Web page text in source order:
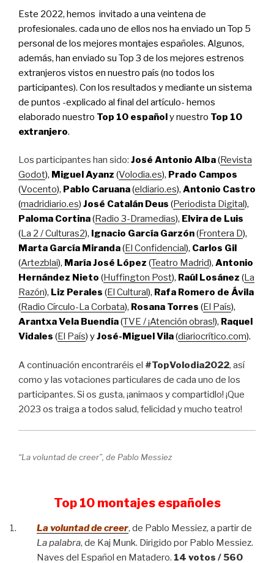
Este 2022, hemos invitado a una veintena de
profesionales. cada uno de ellos nos ha enviado un Top 5
personal de los mejores montajes españoles. Algunos,
además, han enviado su Top 3 de los mejores estrenos
extranjeros vistos en nuestro país (no todos los
participantes). Con los resultados y mediante un sistema
de puntos -explicado al final del artículo- hemos
elaborado nuestro Top 10 españoly nuestro Top 10
extranjero.
Los participantes han sido: José Antonio Alba(Revista
Godot), Miguel Ayanz (Volodia.es), Prado Campos
(Vocento), Pablo Caruana(eldiario.es), Antonio Castro
(madridiario.es) José Catalán Deus (Periodista Digital),
Paloma Cortina(Radio 3-Dramedias), Elvira de Luis
(La 2 / Culturas2), Ignacio García Garzón(Frontera D),
Marta García Miranda(El Confidencial), Carlos Gil
(Artezblai), María José López (Teatro Madrid), Antonio
Hernández Nieto (Huffington Post), Raúl Losánez (La
Razón), Liz Perales (El Cultural), Rafa Romero de Ávila
(Radio Círculo-La Corbata), Rosana Torres (El País),
Arantxa Vela Buendía(TVE / ¡Atención obras!), Raquel
Vidales (El País) yJosé-Miguel Vila(diariocrítico.com).
A continuación encontraréis el #TopVolodia2022, así
como y las votaciones particulares de cada uno de los
participantes. Si os gusta, ¡animaos y compartidlo! ¡Que
2023 os traiga a todos salud, felicidad y mucho teatro!
“La voluntad de creer”, de Pablo Messiez
Top 10 montajes españoles
La voluntad de creer, de Pablo Messiez, a partir de
La palabra, de Kaj Munk. Dirigido por Pablo Messiez.
Naves del Español en Matadero. 14 votos / 560